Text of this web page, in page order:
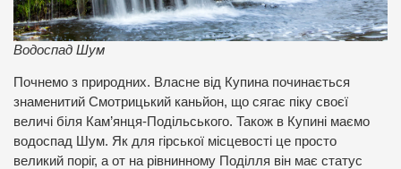
Водоспад Шум
Почнемо з природних. Власне від Купина починається
знаменитий Смотрицький каньйон, що сягає піку своєї
величі біля Кам’янця-Подільського. Також в Купині маємо
водоспад Шум. Як для гірської місцевості це просто
великий поріг, а от на рівнинному Поділля він має статус